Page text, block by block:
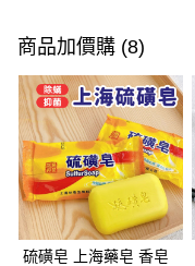
信用卡一次付款
超商取貨付款
LINE Pay
Apple Pay
街口支付
悠遊付
商品加價購 (8)
硫磺皂 上海藥皂 香皂